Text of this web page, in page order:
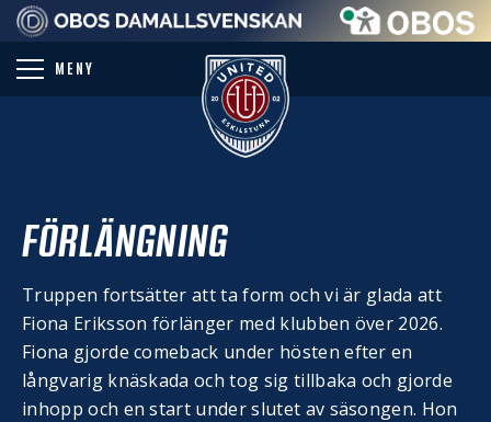
MENY
PARTNER
FÖRLÄNGNING
Truppen fortsätter att ta form och vi är glada att
Fiona Eriksson förlänger med klubben över 2026.
Fiona gjorde comeback under hösten efter en
långvarig knäskada och tog sig tillbaka och gjorde
inhopp och en start under slutet av säsongen. Hon